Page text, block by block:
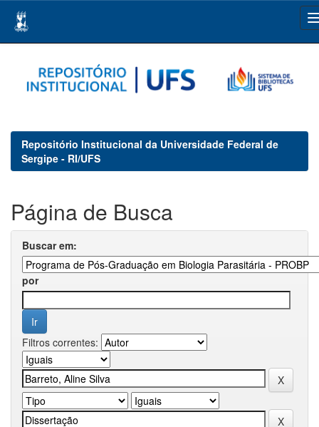
navigation
Repositório Institucional da Universidade Federal de
Sergipe - RI/UFS
Página de Busca
Buscar em:
por
Filtros correntes: